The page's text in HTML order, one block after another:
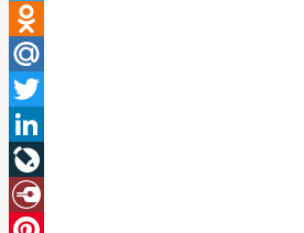
Telegram
Odnoklassniki
Mail.Ru
Twitter
LinkedIn
LiveJournal